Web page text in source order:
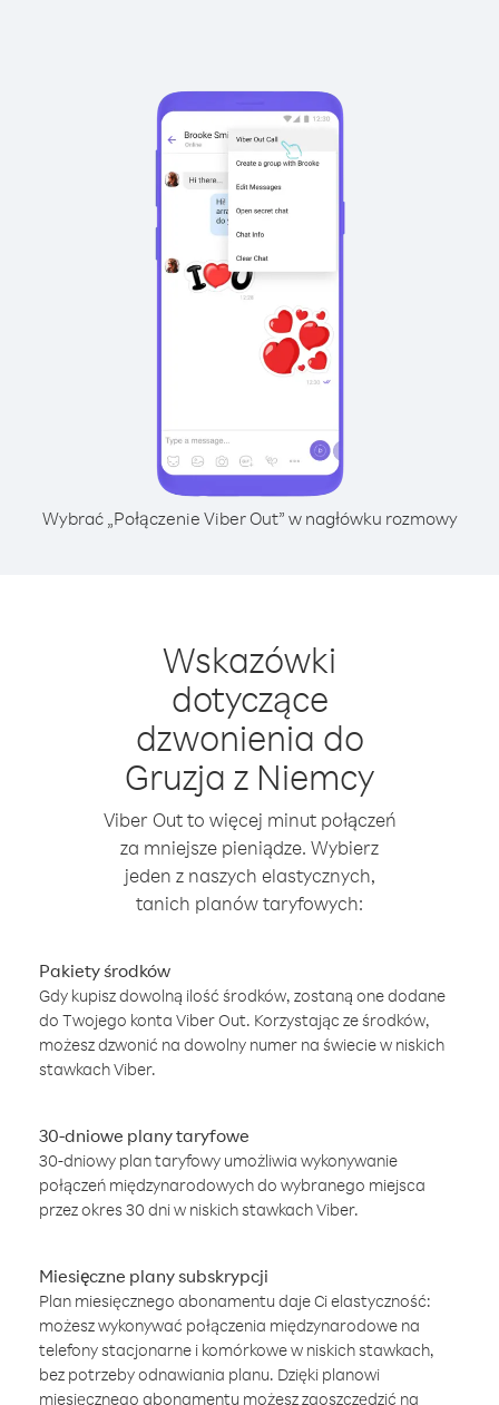
Wybrać „Połączenie Viber Out” w nagłówku rozmowy
Wskazówki
dotyczące
dzwonienia do
Gruzja z Niemcy
Viber Out to więcej minut połączeń
za mniejsze pieniądze. Wybierz
jeden z naszych elastycznych,
tanich planów taryfowych:
Pakiety środków
Gdy kupisz dowolną ilość środków, zostaną one dodane
do Twojego konta Viber Out. Korzystając ze środków,
możesz dzwonić na dowolny numer na świecie w niskich
stawkach Viber.
30-dniowe plany taryfowe
30-dniowy plan taryfowy umożliwia wykonywanie
połączeń międzynarodowych do wybranego miejsca
przez okres 30 dni w niskich stawkach Viber.
Miesięczne plany subskrypcji
Plan miesięcznego abonamentu daje Ci elastyczność:
możesz wykonywać połączenia międzynarodowe na
telefony stacjonarne i komórkowe w niskich stawkach,
bez potrzeby odnawiania planu. Dzięki planowi
miesięcznego abonamentu możesz zaoszczędzić na